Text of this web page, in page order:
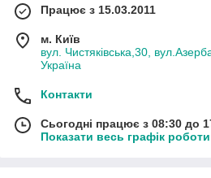
Працює з 15.03.2011
м. Київ
вул. Чистяківська,30,
Україна
Контакти
Сьогодні працює з 08:30 до
Показати весь графік роботи